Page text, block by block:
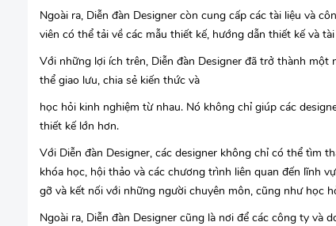
Ngoài ra, Diễn đàn Designer còn cung cấp các tài liệu và
viên có thể tải về các mẫu thiết kế, hướng dẫn thiết kế và
Với những lợi ích trên, Diễn đàn Designer đã trở thành
thể giao lưu, chia sẻ kiến thức và
học hỏi kinh nghiệm từ nhau. Nó không chỉ giúp các
thiết kế lớn hơn.
Với Diễn đàn Designer, các designer không chỉ có thể tìm
khóa học, hội thảo và các chương trình liên quan đến lĩnh
gỡ và kết nối với những người chuyên môn, cũng như học
Ngoài ra, Diễn đàn Designer cũng là nơi để các công ty